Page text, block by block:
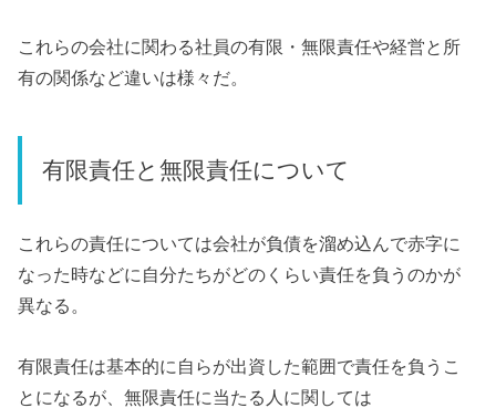
これらの会社に関わる社員の有限・無限責任や経営と所
有の関係など違いは様々だ。
有限責任と無限責任について
これらの責任については会社が負債を溜め込んで赤字に
なった時などに自分たちがどのくらい責任を負うのかが
異なる。
有限責任は基本的に自らが出資した範囲で責任を負うこ
とになるが、無限責任に当たる人に関しては